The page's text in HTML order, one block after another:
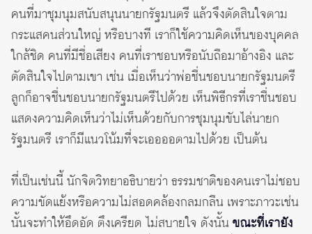
คนที่มาชุมนุมสนับสนุนนายกรัฐมนตรี แล้วจึงตัดสินใจตาม
กระแสคนส่วนใหญ่ หรือบางที เราก็ใช้ความคิดเห็นของบุคคล
ใกล้ชิด คนที่มีชื่อเสียง คนที่เราชอบหรือนับถือมาอ้างอิง และ
ตัดสินใจไปตามเขา เช่น เมื่อเห็นว่าพ่อชื่นชอบนายกรัฐมนตรี
ลูกก็อาจชื่นชอบนายกรัฐมนตรีไปด้วย เห็นพิธีกรที่เราชื่นชอบ
แสดงความคิดเห็นว่าไม่เห็นด้วยกับการชุมนุมขับไล่นายก
รัฐมนตรี เราก็มีแนวโน้มที่จะเออออตามไปด้วย เป็นต้น
ที่เป็นเช่นนี้ นักจิตวิทยาอธิบายว่า ธรรมชาติของคนเราไม่ชอบ
ความขัดแย้งหรือความไม่สอดคล้องกลมกลืน เพราะภาวะเช่น
นั้นจะทำให้อึดอัด ตึงเครียด ไม่สบายใจ ดังนั้นขณะที่เรายัง